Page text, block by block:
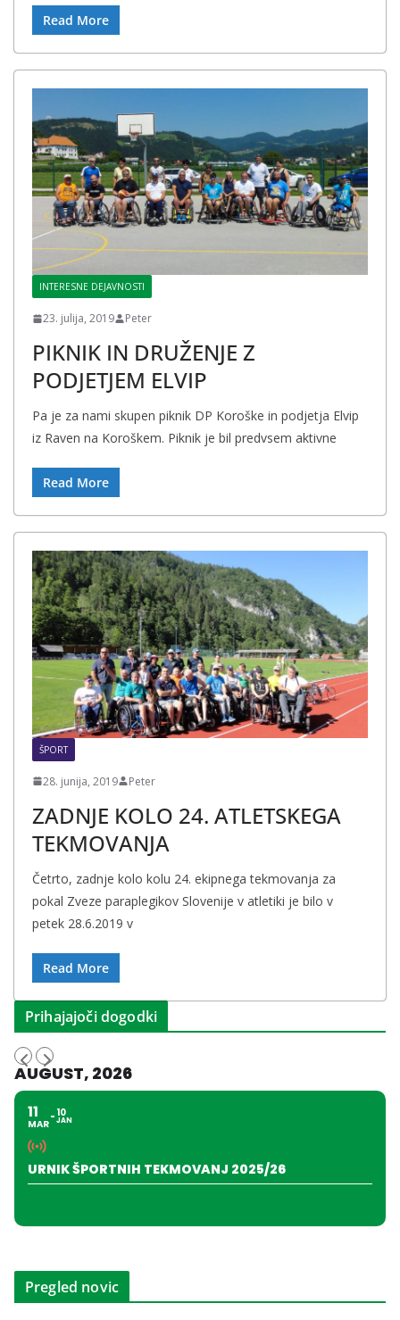
Read More
INTERESNE DEJAVNOSTI
23. julija, 2019 Peter
PIKNIK IN DRUŽENJE Z
PODJETJEM ELVIP
Pa je za nami skupen piknik DP Koroške in podjetja Elvip
iz Raven na Koroškem. Piknik je bil predvsem aktivne
Read More
ŠPORT
28. junija, 2019 Peter
ZADNJE KOLO 24. ATLETSKEGA
TEKMOVANJA
Četrto, zadnje kolo kolu 24. ekipnega tekmovanja za
pokal Zveze paraplegikov Slovenije v atletiki je bilo v
petek 28.6.2019 v
Read More
Prihajajoči dogodki
AUGUST, 2026
11
MAR
10
JAN
URNIK ŠPORTNIH TEKMOVANJ 2025/26
Pregled novic